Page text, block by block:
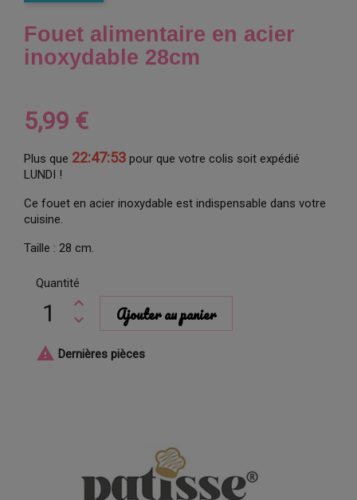
Fouet alimentaire en acier
inoxydable 28cm
5,99 €
Plus que 22:47:53 pour que votre colis soit expédié
LUNDI !
Ce fouet en acier inoxydable est indispensable dans votre
cuisine.
Taille : 28 cm.
Quantité
Ajouter au panier
 Dernières pièces